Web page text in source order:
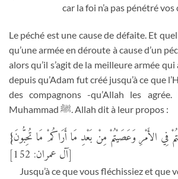
car la foi n’a pas pénétré
Le péché est une cause de défaite. Et
qu’une armée en déroute à cause d’un
alors qu’il s’agit de la meilleure armée
depuis qu’Adam fut créé jusqu’à ce que
des compagnons -qu’Allah les
Muhammad ﷺ. Allah dit à leur propos :
{حَتَّى إِذَا فَشِلْتُمْ وَتَنَازَعْتُمْ فِي الأَمْرِ وَعَصَيْتُمْ مِنْ بَعْدِ مَا أَرَاكُمْ مَا تُحِبُّونَ}
[آل عمران: 152]
Jusqu’à ce que vous fléchissiez et que